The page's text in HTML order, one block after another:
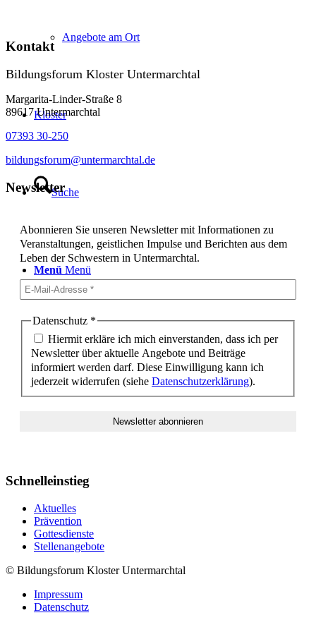
Angebote am Ort
Kloster
Suche
Menü Menü
Kontakt
Bildungsforum Kloster Untermarchtal
Margarita-Linder-Straße 8
89617 Untermarchtal
07393 30-250
bildungsforum@untermarchtal.de
Newsletter
Abonnieren Sie unseren Newsletter mit Informationen zu
Veranstaltungen, geistlichen Impulse und Berichten aus dem
Leben der Schwestern in Untermarchtal.
Datenschutz *
Hiermit erkläre ich mich einverstanden, dass ich per
Newsletter über aktuelle Angebote und Beiträge
informiert werden darf. Diese Einwilligung kann ich
jederzeit widerrufen (siehe Datenschutzerklärung).
Schnelleinstieg
Aktuelles
Prävention
Gottesdienste
Stellenangebote
© Bildungsforum Kloster Untermarchtal
Impressum
Datenschutz